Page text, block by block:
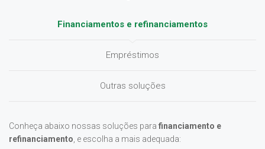
Financiamentos e refinanciamentos
Empréstimos
Outras soluções
Conheça abaixo nossas soluções para financiamento e
refinanciamento , e escolha a mais adequada: